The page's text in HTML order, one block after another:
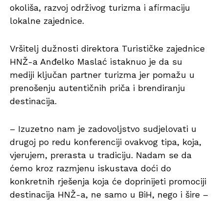
okoliša, razvoj održivog turizma i afirmaciju
lokalne zajednice.
Vršitelj dužnosti direktora Turističke zajednice
HNŽ-a Anđelko Maslać istaknuo je da su
mediji ključan partner turizma jer pomažu u
prenošenju autentičnih priča i brendiranju
destinacija.
– Izuzetno nam je zadovoljstvo sudjelovati u
drugoj po redu konferenciji ovakvog tipa, koja,
vjerujem, prerasta u tradiciju. Nadam se da
ćemo kroz razmjenu iskustava doći do
konkretnih rješenja koja će doprinijeti promociji
destinacija HNŽ-a, ne samo u BiH, nego i šire –